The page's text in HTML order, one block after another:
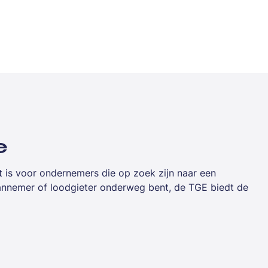
is voor ondernemers die op zoek zijn naar een
of loodgieter onderweg bent, de TGE biedt de
gebruik. Met financial lease spreid je de
van je bedrijfswagen.